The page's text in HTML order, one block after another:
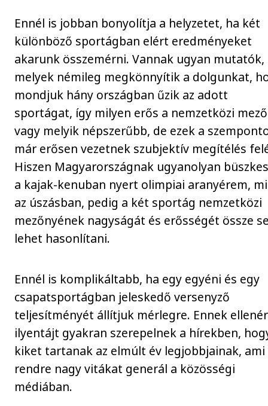
Ennél is jobban bonyolítja a helyzetet, ha két
különböző sportágban elért eredményeket
akarunk összemérni. Vannak ugyan mutatók,
melyek némileg megkönnyítik a dolgunkat,
mondjuk hány országban űzik az adott
sportágat, így milyen erős a nemzetközi
vagy melyik népszerűbb, de ezek a
már erősen vezetnek szubjektív megítélés
Hiszen Magyarországnak ugyanolyan
a kajak-kenuban nyert olimpiai aranyérem,
az úszásban, pedig a két sportág nemzetközi
mezőnyének nagyságát és erősségét össze
lehet hasonlítani.
Ennél is komplikáltabb, ha egy egyéni és egy
csapatsportágban jeleskedő versenyző
teljesítményét állítjuk mérlegre. Ennek
ilyentájt gyakran szerepelnek a hírekben,
kiket tartanak az elmúlt év legjobbjainak, ami
rendre nagy vitákat generál a közösségi
médiában.